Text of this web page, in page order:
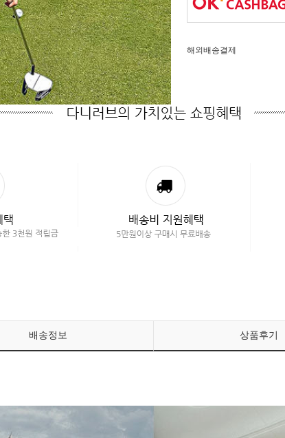
해외배송결제
배송정보 상품후기